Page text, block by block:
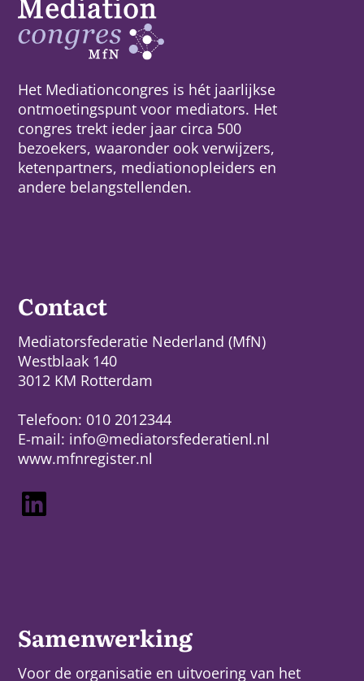
Het Mediationcongres is hét jaarlijkse
ontmoetingspunt voor mediators. Het
congres trekt ieder jaar circa 500
bezoekers, waaronder ook verwijzers,
ketenpartners, mediationopleiders en
andere belangstellenden.
Contact
Mediatorsfederatie Nederland (MfN)
Westblaak 140
3012 KM Rotterdam
Telefoon: 010 2012344
E-mail: info@mediatorsfederatienl.nl
www.mfnregister.nl
Samenwerking
Voor de organisatie en uitvoering van het